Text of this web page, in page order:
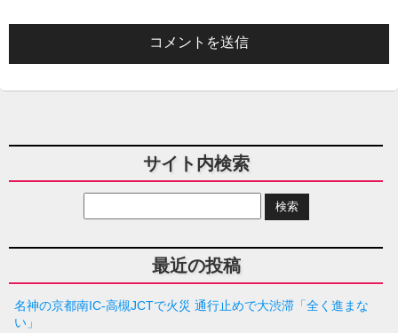
サイト内検索
最近の投稿
名神の京都南IC-高槻JCTで火災 通行止めで大渋滞「全く進まな
い」